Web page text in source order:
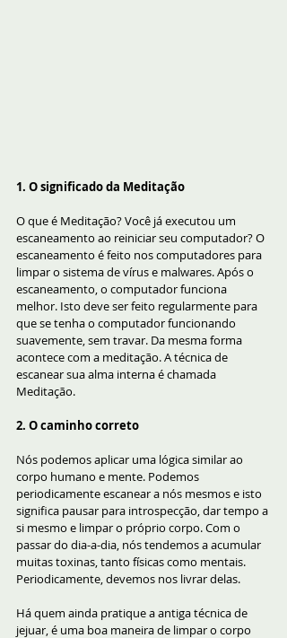
1. O significado da Meditação
O que é Meditação? Você já executou um
escaneamento ao reiniciar seu computador? O
escaneamento é feito nos computadores para
limpar o sistema de vírus e malwares. Após o
escaneamento, o computador funciona
melhor. Isto deve ser feito regularmente para
que se tenha o computador funcionando
suavemente, sem travar. Da mesma forma
acontece com a meditação. A técnica de
escanear sua alma interna é chamada
Meditação.
2. O caminho correto
Nós podemos aplicar uma lógica similar ao
corpo humano e mente. Podemos
periodicamente escanear a nós mesmos e isto
significa pausar para introspecção, dar tempo a
si mesmo e limpar o próprio corpo. Com o
passar do dia-a-dia, nós tendemos a acumular
muitas toxinas, tanto físicas como mentais.
Periodicamente, devemos nos livrar delas.
Há quem ainda pratique a antiga técnica de
jejuar, é uma boa maneira de limpar o corpo